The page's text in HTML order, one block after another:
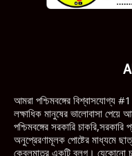
আমরা পশ্চিমবঙ্গের বিশ্বাসযোগ্য
লক্ষাধিক মানুষের ভালোবাসা
পশ্চিমবঙ্গের সরকারি
অনুপ্রেরণামূলক পোষ্টের মাধ্যমে
কেবলমাত্র একটি ব্লগ। যেকোনো